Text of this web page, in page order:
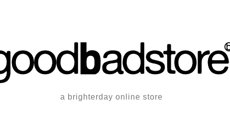
a brighterday online store